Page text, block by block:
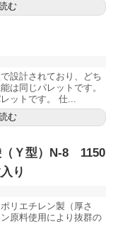
む
設計されており、どち
は同じパレットです。
ットです。 仕...
む
（Ｙ型）N-8 1150
り
リエチレン製（厚さ
原料使用により抜群の